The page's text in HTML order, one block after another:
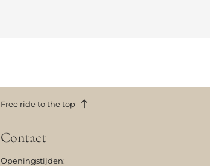
Free ride to the top
Contact
Openingstijden: